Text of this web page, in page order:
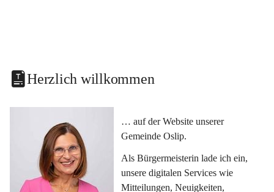
Herzlich willkommen
… auf der Website unserer
Gemeinde Oslip.
Als Bürgermeisterin lade ich ein,
unsere digitalen Services wie
Mitteilungen, Neuigkeiten,